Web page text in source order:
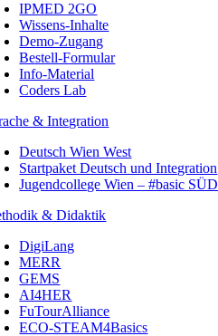
IPMED 2GO
Wissens-Inhalte
Demo-Zugang
Bestell-Formular
Info-Material
Coders Lab
& Integration
Deutsch Wien West
Startpaket Deutsch und Integration
Jugendcollege Wien – #basic SÜD
& Didaktik
DigiLang
MERR
GEMS
AI4HER
FuTourAlliance
ECO-STEAM4Basics